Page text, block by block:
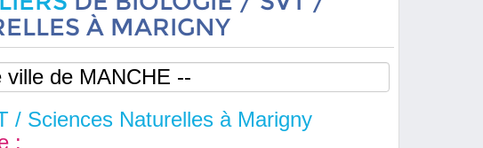
À MARIGNY
/ Sciences Naturelles à Marigny
: